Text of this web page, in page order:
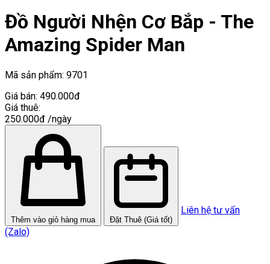
Đồ Người Nhện Cơ Bắp - The
Amazing Spider Man
Mã sản phẩm: 9701
Giá bán: 490.000đ
Giá thuê:
250.000đ /ngày
Thêm vào giỏ hàng mua Đặt Thuê (Giá tốt)
Liên hệ tư vấn
(Zalo)